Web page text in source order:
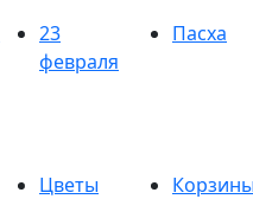
23
февраля
Пасха
Цветы